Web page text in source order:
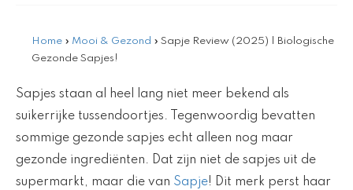
Home » Mooi & Gezond » Sapje Review (2025) | Biologische
Gezonde Sapjes!
Sapjes staan al heel lang niet meer bekend als
suikerrijke tussendoortjes. Tegenwoordig bevatten
sommige gezonde sapjes echt alleen nog maar
gezonde ingrediënten. Dat zijn niet de sapjes uit de
supermarkt, maar die van Sapje! Dit merk perst haar